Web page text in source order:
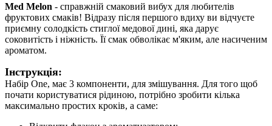
Med Melon - справжній смаковий вибух для любителів
фруктових смаків! Відразу після першого вдиху ви відчуєте
приємну солодкість стиглої медової дині, яка дарує
соковитість і ніжність. Її смак обволікає м'яким, але насиченим
ароматом.
Інструкція:
Набір One, має 3 компоненти, для змішування. Для того щоб
почати користуватися рідиною, потрібно зробити кілька
максимально простих кроків, а саме: